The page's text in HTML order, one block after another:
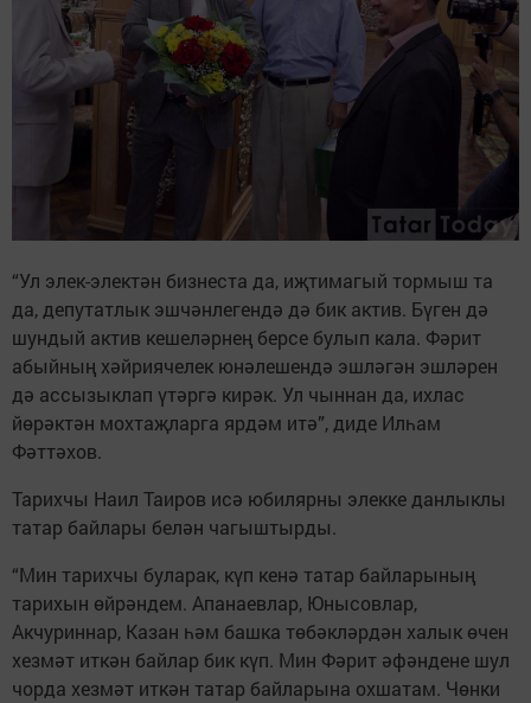
“Ул элек-электән бизнеста да, иҗтимагый тормыш та
да, депутатлык эшчәнлегендә дә бик актив. Бүген дә
шундый актив кешеләрнең берсе булып кала. Фәрит
абыйның хәйриячелек юнәлешендә эшләгән эшләрен
дә ассызыклап үтәргә кирәк. Ул чыннан да, ихлас
йөрәктән мохтаҗларга ярдәм итә”, диде Илһам
Фәттәхов.
Тарихчы Наил Таиров исә юбилярны элекке данлыклы
татар байлары белән чагыштырды.
“Мин тарихчы буларак, күп кенә татар байларының
тарихын өйрәндем. Апанаевлар, Юнысовлар,
Акчуриннар, Казан һәм башка төбәкләрдән халык өчен
хезмәт иткән байлар бик күп. Мин Фәрит әфәндене шул
чорда хезмәт иткән татар байларына охшатам. Чөнки